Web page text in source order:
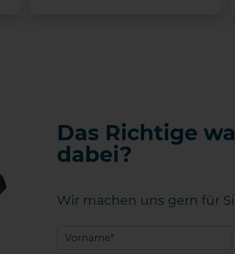
Das Richtige
dabei?
Wir machen uns gern für
Vorname*